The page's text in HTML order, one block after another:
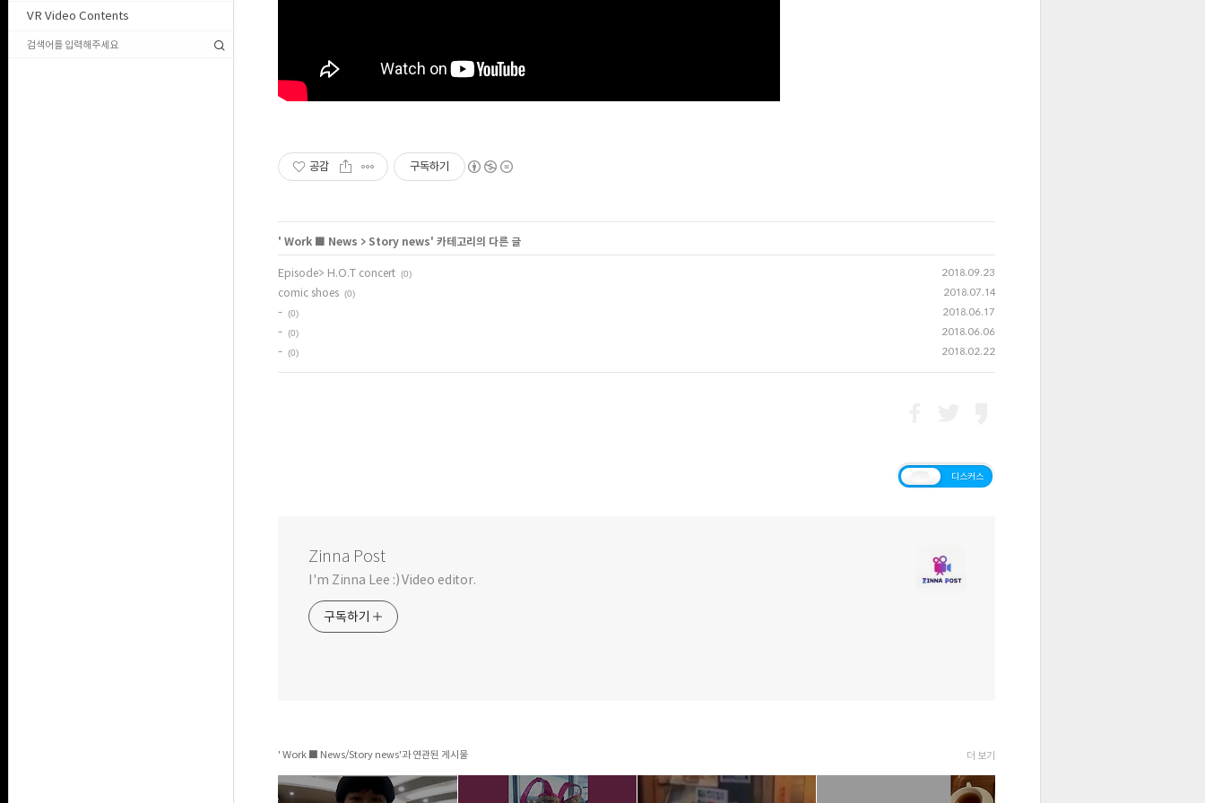
VR Video Contents
공감 구독하기
' Work ■ News > Story news' 카테고리의 다른 글
Episode> H.O.T concert (0) 2018.09.23
comic shoes (0) 2018.07.14
- (0) 2018.06.17
- (0) 2018.06.06
- (0) 2018.02.22
디스커스
Zinna Post
I'm Zinna Lee :) Video editor.
구독하기
' Work ■ News/Story news'과 연관된 게시물 더 보기